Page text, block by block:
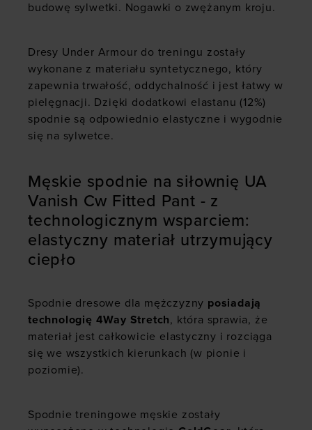
budowę sylwetki. Nogawki o zwężanym kroju.
Dresy Under Armour do treningu zostały
wykonane z materiału syntetycznego, który
zapewnia trwałość, oddychalność i jest łatwy w
pielęgnacji. Dzięki dodatkowi elastanu (12%)
spodnie są odpowiednio elastyczne i wygodnie
się na sylwetce.
Męskie spodnie na siłownię UA
Vanish Cw Fitted Pant - z
technologicznym wsparciem:
elastyczny materiał utrzymujący
ciepło
Spodnie dresowe dla mężczyzny posiadają
technologię 4Way Stretch, która sprawia, że
materiał jest całkowicie elastyczny i rozciąga
się we wszystkich kierunkach (w pionie i
poziomie).
Spodnie treningowe męskie zostały